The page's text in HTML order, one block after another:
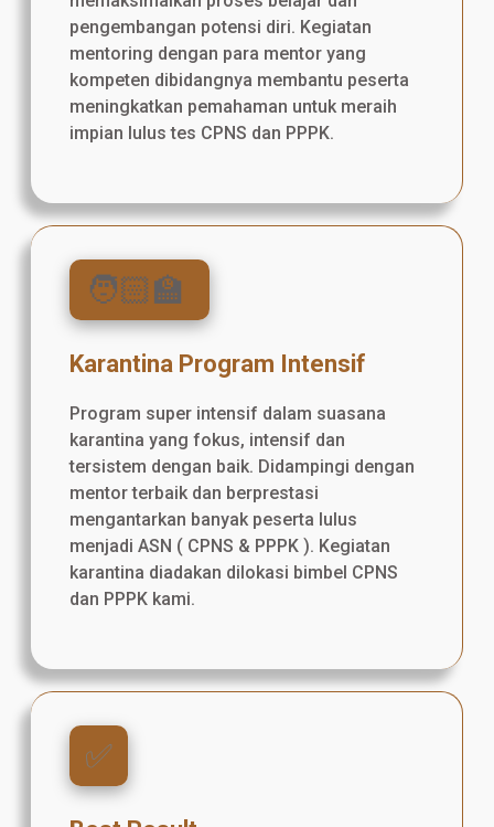
pengembangan potensi diri. Kegiatan
mentoring dengan para mentor yang
kompeten dibidangnya membantu peserta
meningkatkan pemahaman untuk meraih
impian lulus tes CPNS dan PPPK.
🧑🏻‍🏫
Karantina Program Intensif
Program super intensif dalam suasana
karantina yang fokus, intensif dan
tersistem dengan baik. Didampingi dengan
mentor terbaik dan berprestasi
mengantarkan banyak peserta lulus
menjadi ASN ( CPNS & PPPK ). Kegiatan
karantina diadakan dilokasi bimbel CPNS
dan PPPK kami.
✅️